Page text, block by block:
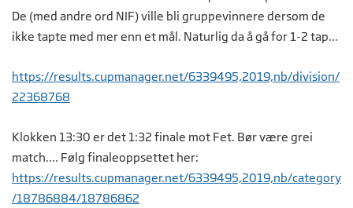
De (med andre ord NIF) ville bli gruppevinnere dersom de
ikke tapte med mer enn et mål. Naturlig da å gå for 1-2 tap...
https://results.cupmanager.net/6339495,2019,nb/division/
22368768
Klokken 13:30 er det 1:32 finale mot Fet. Bør være grei
match.... Følg finaleoppsettet her:
https://results.cupmanager.net/6339495,2019,nb/category
/18786884/18786862